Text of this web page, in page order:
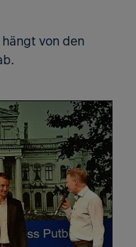
von den